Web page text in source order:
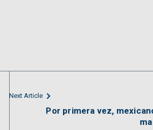
Next Article
Por primera vez,